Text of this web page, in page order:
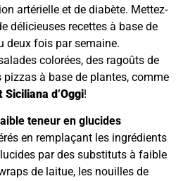
artérielle et de diabète. Mettez-
délicieuses recettes à base de
deux fois par semaine.
colorées, des ragoûts de
à base de plantes, comme
d’Oggi!
teneur en glucides
en remplaçant les ingrédients
par des substituts à faible
de laitue, les nouilles de